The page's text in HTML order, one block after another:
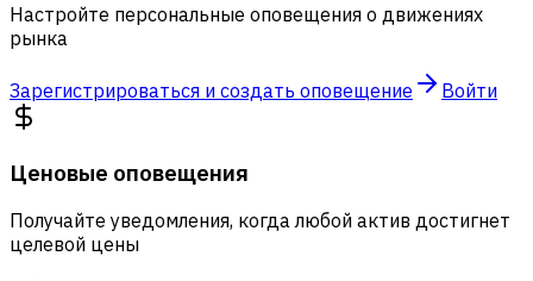
Настройте персональные оповещения о движениях
рынка
Зарегистрироваться и создать оповещение Войти
Ценовые оповещения
Получайте уведомления, когда любой актив достигнет
целевой цены